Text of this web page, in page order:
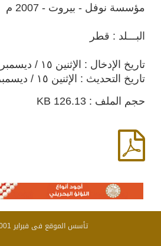
مؤسسة نوفل - بيروت - 2007 م
البـــلد : قطر
تاريخ الإدخال : الإثنين ١٥ / ديسمبر / ٢٠٠٨
تاريخ التحديث : الإثنين ١٥ / ديسمبر / ٢٠٠٨
حجم الملف : 126.13 KB
تأسس الموقع فى فبراير 2001 ميلادى